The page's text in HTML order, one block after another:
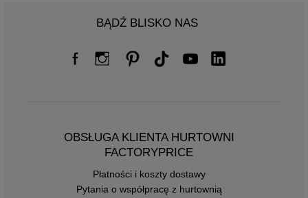
BĄDŹ BLISKO NAS
OBSŁUGA KLIENTA HURTOWNI
FACTORYPRICE
Płatności i koszty dostawy
Pytania o współpracę z hurtownią